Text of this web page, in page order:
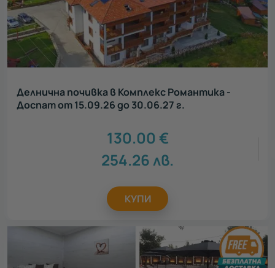
Делнична почивка в Комплекс Романтика -
Доспат от 15.09.26 до 30.06.27 г.
130.00 €
254.26 лв.
КУПИ